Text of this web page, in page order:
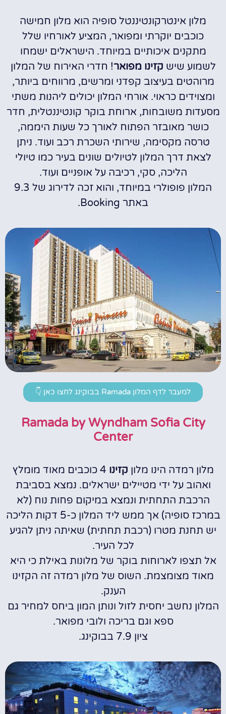
מלון אינטרקונטיננטל סופיה הוא מלון חמישה
כוכבים יוקרתי ומפואר, המציע לאורחיו שלל
מתקנים איכותיים במיוחד. הישראלים ישמחו
לשמוע שיש קזינו מפואר! חדרי האירוח של המלון
מרוהטים בעיצוב קפדני ומרשים, מרווחים ביותר,
ומצוידים כראוי. אורחי המלון יכולים ליהנות משתי
מסעדות משובחות, ארוחת בוקר קונטיננטלית, חדר
כושר מאובזר הפתוח לאורך כל שעות היממה,
טרסה מקסימה, שירותי השכרת רכב ועוד. ניתן
לצאת דרך המלון לטיולים שונים בעיר כמו טיולי
הליכה, סקי, רכיבה על אופניים ועוד.
המלון פופולרי במיוחד, והוא זכה לדירוג של 9.3
באתר Booking.
Ramada by Wyndham Sofia City
Center
מלון רמדה הינו מלון קזינו
4 כוכבים מאוד מומלץ
ואהוב על ידי מטיילים ישראלים. נמצא בסביבת
הרכבת התחתית ונמצא במיקום פחות נוח (לא
במרכז סופיה) אך ממש ליד המלון כ-5 דקות הליכה
יש תחנת מטרו (רכבת תחתית) שאיתה ניתן להגיע
לכל העיר.
אל תצפו לארוחות בוקר של מלונות באילת כי היא
מאוד מצומצמת. השוס של מלון רמדה זה הקזינו
הענק.
המלון נחשב יחסית לזול ונותן המון ביחס למחיר גם
ספא וגם בריכה ולובי מפואר.
ציון 7.9 בבוקינג.
למעבר לדף המלון Ramada בבוקינג לחצו כאן 👇